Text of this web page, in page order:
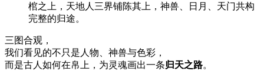
棺之上，天地人三界铺陈其上，神兽、日月、天门共构
完整的归途。
三图合观，
我们看见的不只是人物、神兽与色彩，
而是古人如何在帛上，为灵魂画出一条归天之路。